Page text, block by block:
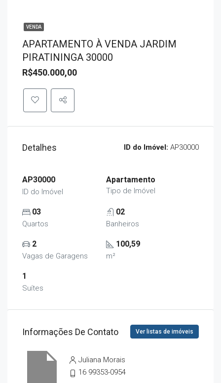
VENDA
APARTAMENTO À VENDA JARDIM
PIRATININGA 30000
R$450.000,00
Detalhes ID do Imóvel: AP30000
AP30000
ID do Imóvel
Apartamento
Tipo de Imóvel
03
Quartos
02
Banheiros
2
Vagas de Garagens
100,59
m²
1
Suítes
Informações De Contato Ver listas de imóveis
Juliana Morais
16 99353-0954